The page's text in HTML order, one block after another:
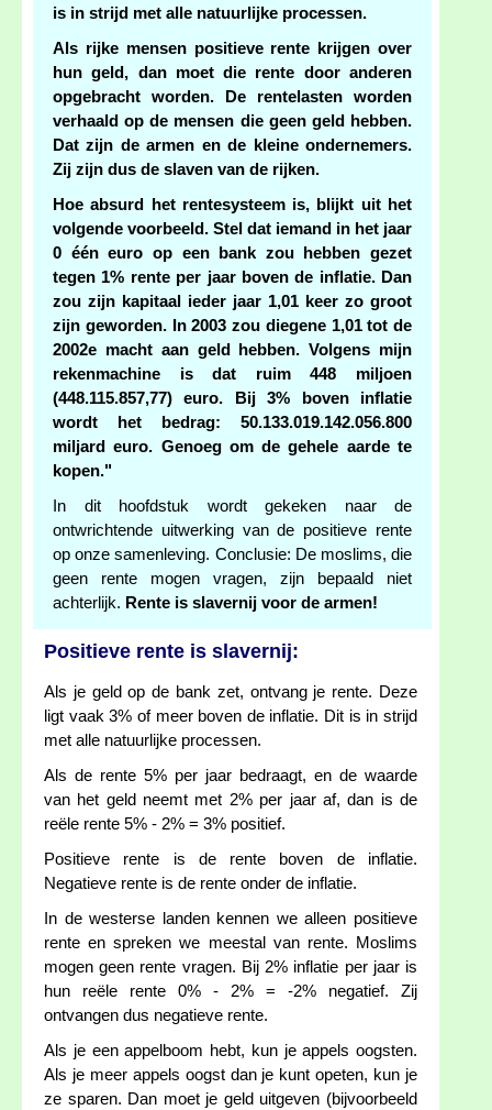
is in strijd met alle natuurlijke processen.
Als rijke mensen positieve rente krijgen over
hun geld, dan moet die rente door anderen
opgebracht worden. De rentelasten worden
verhaald op de mensen die geen geld hebben.
Dat zijn de armen en de kleine ondernemers.
Zij zijn dus de slaven van de rijken.
Hoe absurd het rentesysteem is, blijkt uit het
volgende voorbeeld. Stel dat iemand in het jaar
0 één euro op een bank zou hebben gezet
tegen 1% rente per jaar boven de inflatie. Dan
zou zijn kapitaal ieder jaar 1,01 keer zo groot
zijn geworden. In 2003 zou diegene 1,01 tot de
2002e macht aan geld hebben. Volgens mijn
rekenmachine is dat ruim 448 miljoen
(448.115.857,77) euro. Bij 3% boven inflatie
wordt het bedrag: 50.133.019.142.056.800
miljard euro. Genoeg om de gehele aarde te
kopen."
In dit hoofdstuk wordt gekeken naar de
ontwrichtende uitwerking van de positieve rente
op onze samenleving. Conclusie: De moslims, die
geen rente mogen vragen, zijn bepaald niet
achterlijk. Rente is slavernij voor de armen!
Positieve rente is slavernij:
Als je geld op de bank zet, ontvang je rente. Deze
ligt vaak 3% of meer boven de inflatie. Dit is in strijd
met alle natuurlijke processen.
Als de rente 5% per jaar bedraagt, en de waarde
van het geld neemt met 2% per jaar af, dan is de
reële rente 5% - 2% = 3% positief.
Positieve rente is de rente boven de inflatie.
Negatieve rente is de rente onder de inflatie.
In de westerse landen kennen we alleen positieve
rente en spreken we meestal van rente. Moslims
mogen geen rente vragen. Bij 2% inflatie per jaar is
hun reële rente 0% - 2% = -2% negatief. Zij
ontvangen dus negatieve rente.
Als je een appelboom hebt, kun je appels oogsten.
Als je meer appels oogst dan je kunt opeten, kun je
ze sparen. Dan moet je geld uitgeven (bijvoorbeeld